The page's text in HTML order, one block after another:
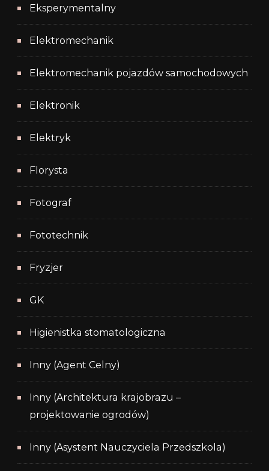
Eksperymentalny
Elektromechanik
Elektromechanik pojazdów samochodowych
Elektronik
Elektryk
Florysta
Fotograf
Fototechnik
Fryzjer
GK
Higienistka stomatologiczna
Inny (Agent Celny)
Inny (Architektura krajobrazu –
projektowanie ogrodów)
Inny (Asystent Nauczyciela Przedszkola)